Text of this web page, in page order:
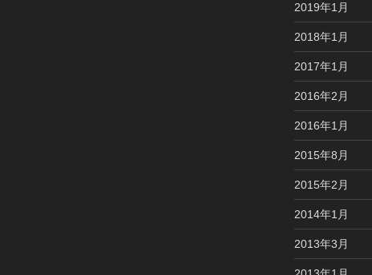
2019年1月
2018年1月
2017年1月
2016年2月
2016年1月
2015年8月
2015年2月
2014年1月
2013年3月